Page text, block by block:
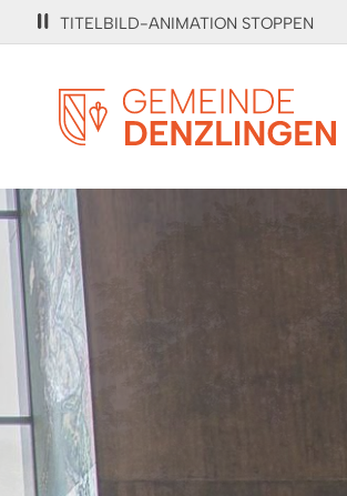
TITELBILD-ANIMATION STOPPEN